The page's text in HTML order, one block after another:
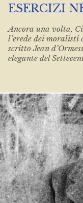
ESERCIZI
Ancora una volta,
l’erede dei moralisti
scritto Jean
elegante del